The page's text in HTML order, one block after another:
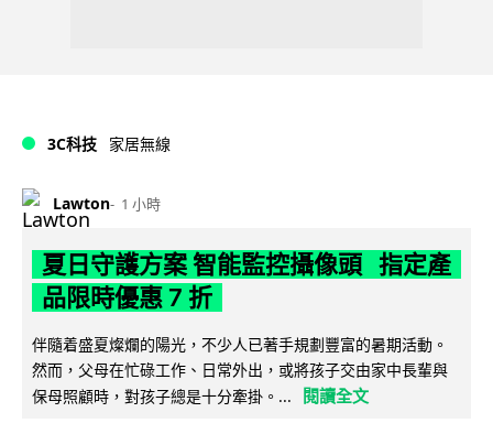
3C科技 家居無線
Lawton 1 小時
夏日守護方案 智能監控攝像頭 指定產
品限時優惠 7 折
伴隨着盛夏燦爛的陽光，不少人已著手規劃豐富的暑期活動。
然而，父母在忙碌工作、日常外出，或將孩子交由家中長輩與
保母照顧時，對孩子總是十分牽掛。...
閱讀全文